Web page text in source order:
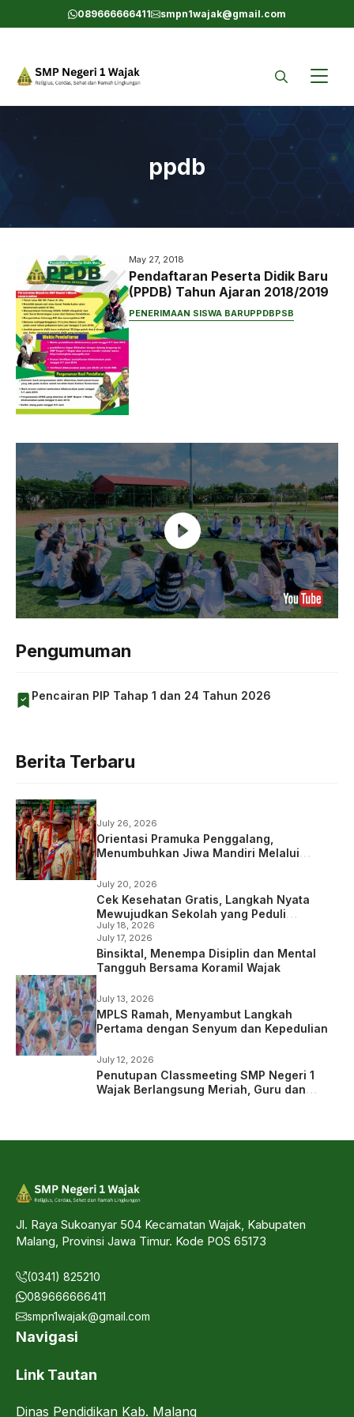
to
089666666411 smpn1wajak@gmail.com
ppdb
May 27, 2018
Pendaftaran Peserta Didik Baru
(PPDB) Tahun Ajaran 2018/2019
PENERIMAAN SISWA BARUPPDBPSB
Pengumuman
Pencairan PIP Tahap 1 dan 24 Tahun 2026
Berita Terbaru
July 26, 2026
Orientasi Pramuka Penggalang,
Menumbuhkan Jiwa Mandiri Melalui
July 20, 2026
Cek Kesehatan Gratis, Langkah Nyata
Mewujudkan Sekolah yang Peduli
Kesehatan
July 18, 2026
July 17, 2026
Binsiktal, Menempa Disiplin dan Mental
Tangguh Bersama Koramil Wajak
July 13, 2026
MPLS Ramah, Menyambut Langkah
Pertama dengan Senyum dan Kepedulian
July 12, 2026
Penutupan Classmeeting SMP Negeri 1
Wajak Berlangsung Meriah, Guru dan
Jl. Raya Sukoanyar 504 Kecamatan Wajak, Kabupaten
Malang, Provinsi Jawa Timur. Kode POS 65173
(0341) 825210
089666666411
smpn1wajak@gmail.com
Navigasi
Link Tautan
Dinas Pendidikan Kab. Malang